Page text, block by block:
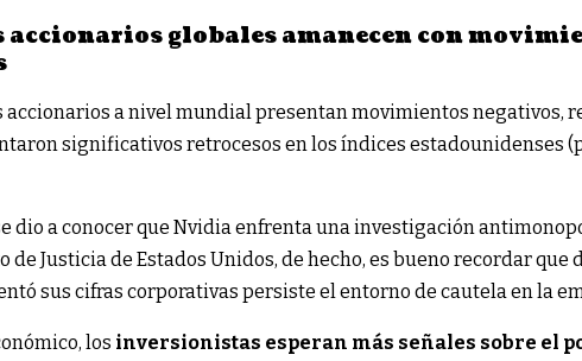
accionarios globales amanecen con
accionarios a nivel mundial presentan movimientos negativos,
significativos retrocesos en los índices estadounidenses
dio a conocer que Nvidia enfrenta una investigación
de Justicia de Estados Unidos, de hecho, es bueno recordar que
sus cifras corporativas persiste el entorno de cautela en la
los inversionistas esperan más señales sobre el